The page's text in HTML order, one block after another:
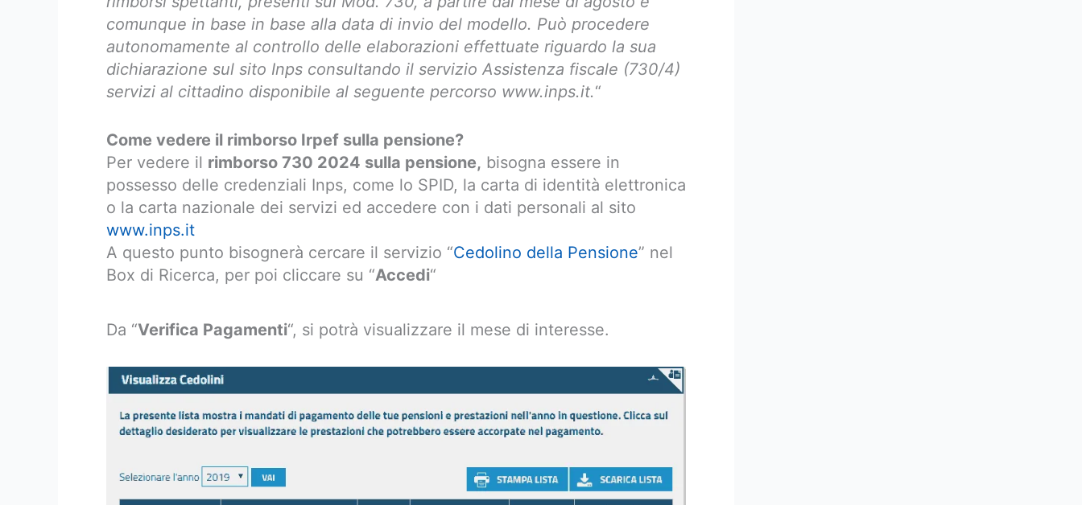
comunque in base in base alla data di invio del modello. Può procedere
autonomamente al controllo delle elaborazioni effettuate riguardo la sua
dichiarazione sul sito Inps consultando il servizio Assistenza fiscale (730/4)
servizi al cittadino disponibile al seguente percorso www.inps.it.“
Come vedere il rimborso Irpef sulla pensione?
Per vedere il rimborso 730 2024 sulla pensione, bisogna essere in
possesso delle credenziali Inps, come lo SPID, la carta di identità elettronica
o la carta nazionale dei servizi ed accedere con i dati personali al sito
www.inps.it
A questo punto bisognerà cercare il servizio “Cedolino della Pensione” nel
Box di Ricerca, per poi cliccare su “Accedi“
Da “Verifica Pagamenti“, si potrà visualizzare il mese di interesse.